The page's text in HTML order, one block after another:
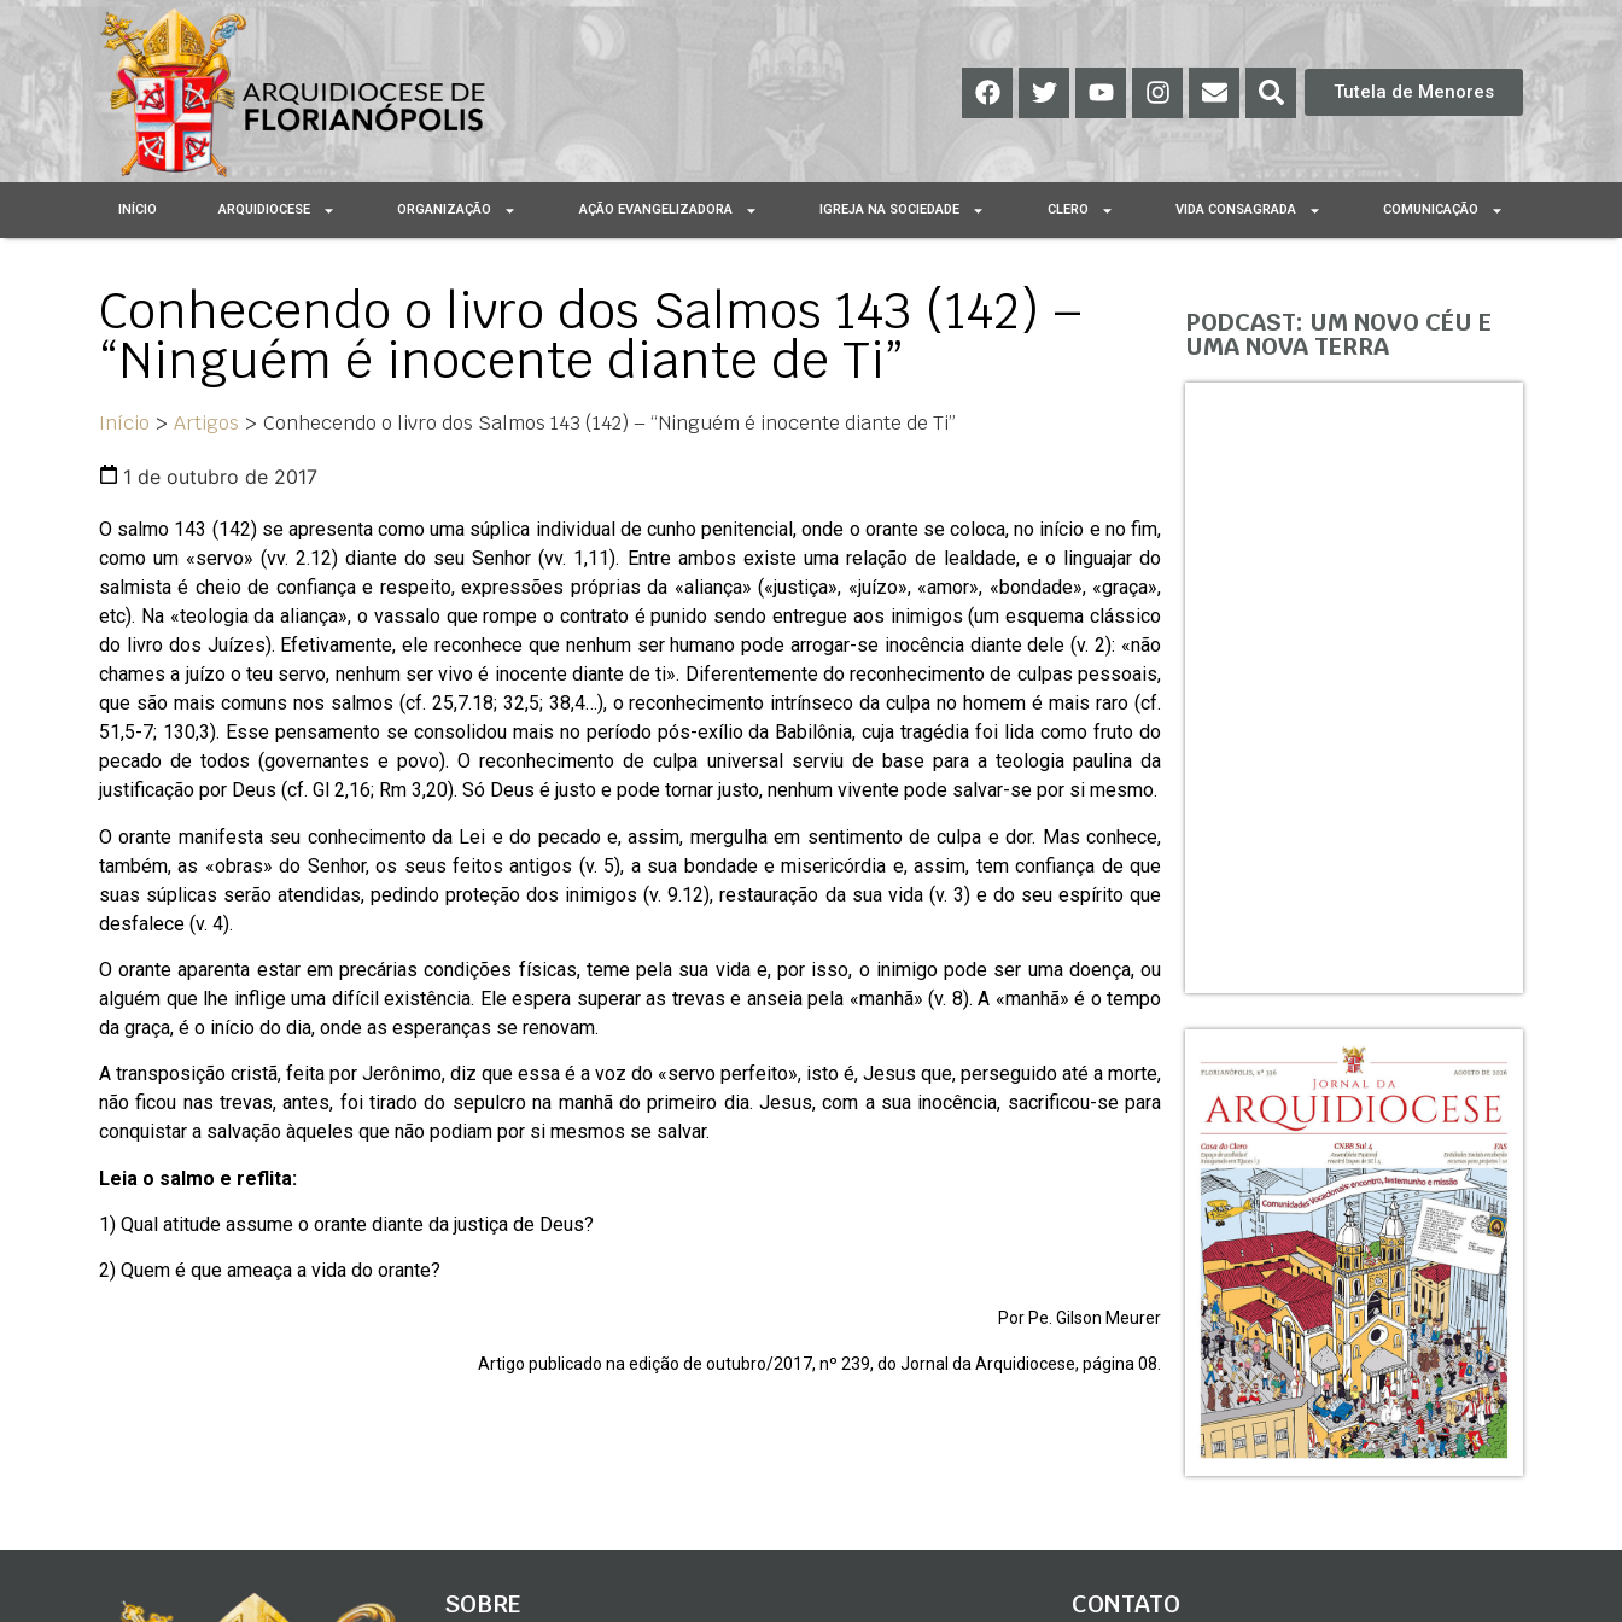
Tutela de Menores
INÍCIO ARQUIDIOCESE ORGANIZAÇÃO AÇÃO EVANGELIZADORA IGREJA NA SOCIEDADE CLERO VIDA CONSAGRADA COMUNICAÇÃO
Conhecendo o livro dos Salmos 143 (142) –
“Ninguém é inocente diante de Ti”
Início > Artigos > Conhecendo o livro dos Salmos 143 (142) – “Ninguém é inocente diante de Ti”
1 de outubro de 2017
O salmo 143 (142) se apresenta como uma súplica individual de cunho penitencial, onde o orante se coloca, no início e no fim,
como um «servo» (vv. 2.12) diante do seu Senhor (vv. 1,11). Entre ambos existe uma relação de lealdade, e o linguajar do
salmista é cheio de confiança e respeito, expressões próprias da «aliança» («justiça», «juízo», «amor», «bondade», «graça»,
etc). Na «teologia da aliança», o vassalo que rompe o contrato é punido sendo entregue aos inimigos (um esquema clássico
do livro dos Juízes). Efetivamente, ele reconhece que nenhum ser humano pode arrogar-se inocência diante dele (v. 2): «não
chames a juízo o teu servo, nenhum ser vivo é inocente diante de ti». Diferentemente do reconhecimento de culpas pessoais,
que são mais comuns nos salmos (cf. 25,7.18; 32,5; 38,4…), o reconhecimento intrínseco da culpa no homem é mais raro (cf.
51,5-7; 130,3). Esse pensamento se consolidou mais no período pós-exílio da Babilônia, cuja tragédia foi lida como fruto do
pecado de todos (governantes e povo). O reconhecimento de culpa universal serviu de base para a teologia paulina da
justificação por Deus (cf. Gl 2,16; Rm 3,20). Só Deus é justo e pode tornar justo, nenhum vivente pode salvar-se por si mesmo.
O orante manifesta seu conhecimento da Lei e do pecado e, assim, mergulha em sentimento de culpa e dor. Mas conhece,
também, as «obras» do Senhor, os seus feitos antigos (v. 5), a sua bondade e misericórdia e, assim, tem confiança de que
suas súplicas serão atendidas, pedindo proteção dos inimigos (v. 9.12), restauração da sua vida (v. 3) e do seu espírito que
desfalece (v. 4).
O orante aparenta estar em precárias condições físicas, teme pela sua vida e, por isso, o inimigo pode ser uma doença, ou
alguém que lhe inflige uma difícil existência. Ele espera superar as trevas e anseia pela «manhã» (v. 8). A «manhã» é o tempo
da graça, é o início do dia, onde as esperanças se renovam.
A transposição cristã, feita por Jerônimo, diz que essa é a voz do «servo perfeito», isto é, Jesus que, perseguido até a morte,
não ficou nas trevas, antes, foi tirado do sepulcro na manhã do primeiro dia. Jesus, com a sua inocência, sacrificou-se para
conquistar a salvação àqueles que não podiam por si mesmos se salvar.
Leia o salmo e reflita:
1) Qual atitude assume o orante diante da justiça de Deus?
2) Quem é que ameaça a vida do orante?
Por Pe. Gilson Meurer
Artigo publicado na edição de outubro/2017, nº 239, do Jornal da Arquidiocese, página 08.
PODCAST: UM NOVO CÉU E
UMA NOVA TERRA
SOBRE CONTATO